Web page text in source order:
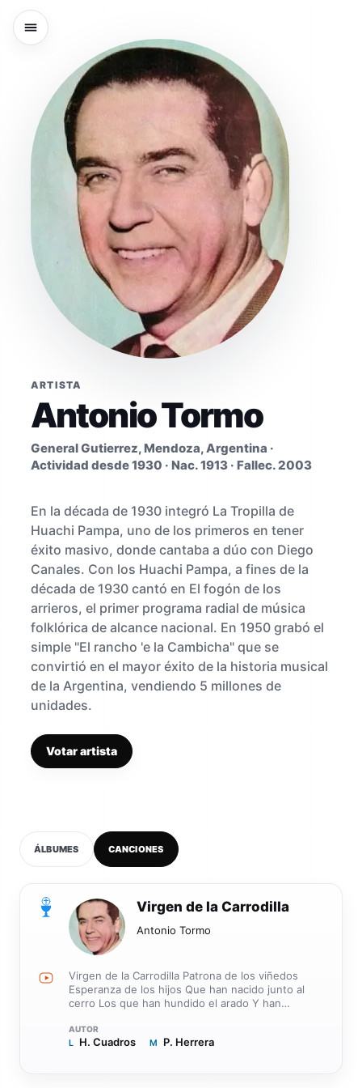
ARTISTA
Antonio Tormo
General Gutierrez, Mendoza, Argentina ·
Actividad desde 1930 · Nac. 1913 · Fallec. 2003
En la década de 1930 integró La Tropilla de
Huachi Pampa, uno de los primeros en tener
éxito masivo, donde cantaba a dúo con Diego
Canales. Con los Huachi Pampa, a fines de la
década de 1930 cantó en El fogón de los
arrieros, el primer programa radial de música
folklórica de alcance nacional. En 1950 grabó el
simple "El rancho 'e la Cambicha" que se
convirtió en el mayor éxito de la historia musical
de la Argentina, vendiendo 5 millones de
unidades.
Votar artista
ÁLBUMES CANCIONES
Virgen de la Carrodilla
Antonio Tormo
L H. Cuadros M P. Herrera
0
Virgen de la Carrodilla Patrona de los viñedos
Esperanza de los hijos Que han nacido junto al
cerro Los que han hundido el arado Y han
Patrona de los viñedos Te piden que los ampares
Patrona de los viñedos En las viñas de mi tierra